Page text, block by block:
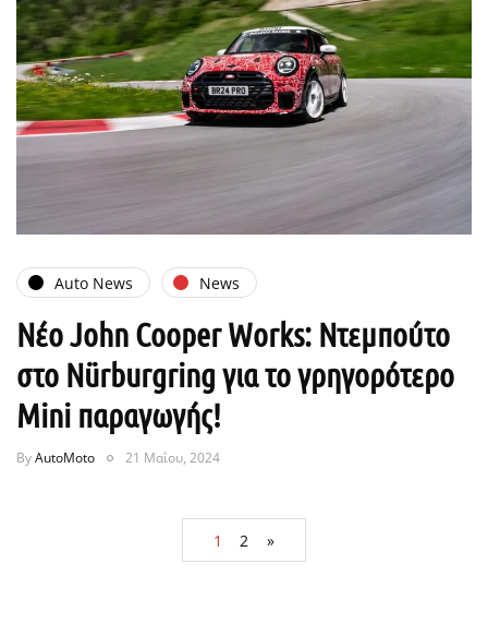
Auto News News
Νέο John Cooper Works: Ντεμπούτο
στο Nürburgring για το γρηγορότερο
Mini παραγωγής!
ByAutoMoto 21 Μαΐου, 2024
1 2 »